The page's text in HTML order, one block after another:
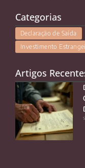
Categorias
Declaração de Saída
Investimento
Artigos